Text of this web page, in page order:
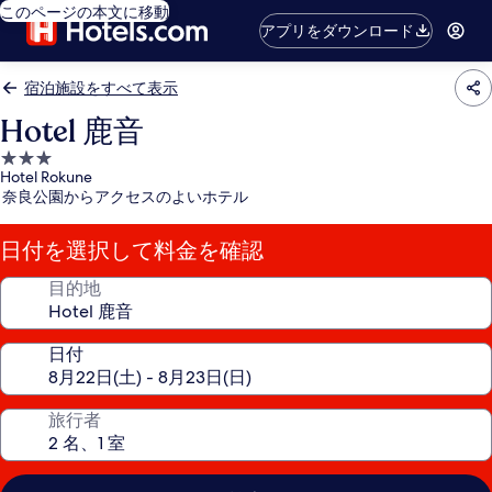
このページの本文に移動
アプリをダウンロード
宿泊施設をすべて表示
Hotel 鹿音
3.0
つ
星
宿
泊
施
Hotel Rokune
奈良公園からアクセスのよいホテル
日付を選択して料金を確認
目的地
日付
旅行者